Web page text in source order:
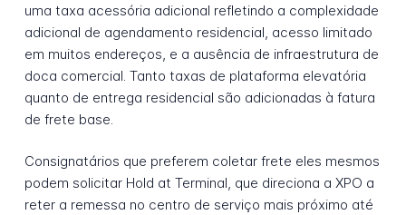
uma taxa acessória adicional refletindo a complexidade
adicional de agendamento residencial, acesso limitado
em muitos endereços, e a ausência de infraestrutura de
doca comercial. Tanto taxas de plataforma elevatória
quanto de entrega residencial são adicionadas à fatura
de frete base.
Consignatários que preferem coletar frete eles mesmos
podem solicitar Hold at Terminal, que direciona a XPO a
reter a remessa no centro de serviço mais próximo até